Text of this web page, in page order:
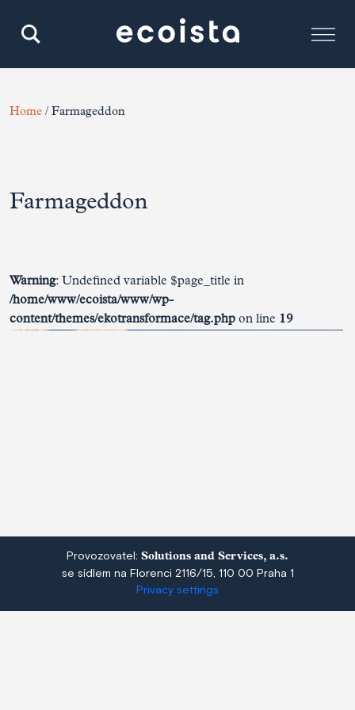
Home / Farmageddon
Farmageddon
Warning: Undefined variable $page_title in
/home/www/ecoista/www/wp-
content/themes/ekotransformace/tag.php on line 19
Automobily spalují mrtvá těla živočichů.
Člověk také, ale vyprodukuje přitom více
Provozovatel: Solutions and Services, a.s.
se sídlem na Florenci 2116/15, 110 00 Praha 1
Privacy settings